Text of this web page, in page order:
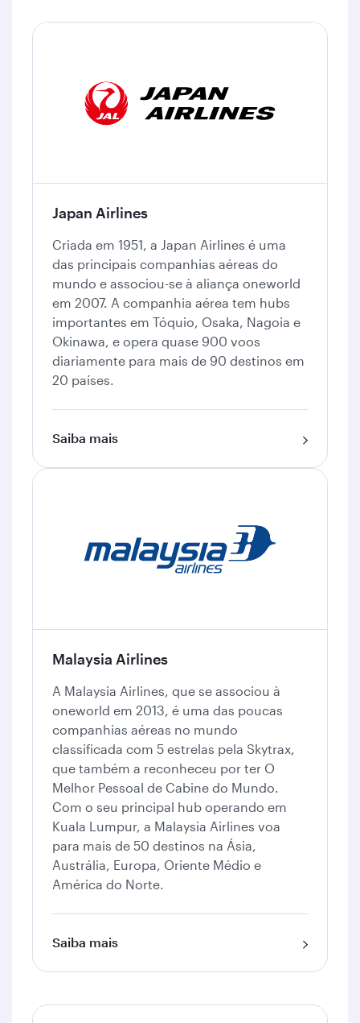
Japan Airlines
Criada em 1951, a Japan Airlines é uma
das principais companhias aéreas do
mundo e associou-se à aliança oneworld
em 2007. A companhia aérea tem hubs
importantes em Tóquio, Osaka, Nagoia e
Okinawa, e opera quase 900 voos
diariamente para mais de 90 destinos em
20 países.
Saiba mais
Malaysia Airlines
A Malaysia Airlines, que se associou à
oneworld em 2013, é uma das poucas
companhias aéreas no mundo
classificada com 5 estrelas pela Skytrax,
que também a reconheceu por ter O
Melhor Pessoal de Cabine do Mundo.
Com o seu principal hub operando em
Kuala Lumpur, a Malaysia Airlines voa
para mais de 50 destinos na Ásia,
Austrália, Europa, Oriente Médio e
América do Norte.
Saiba mais